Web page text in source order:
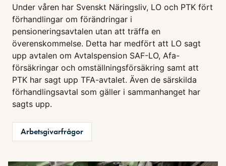
Under våren har Svenskt Näringsliv, LO och PTK fört
förhandlingar om förändringar i
pensioneringsavtalen utan att träffa en
överenskommelse. Detta har medfört att LO sagt
upp avtalen om Avtalspension SAF-LO, Afa-
försäkringar och omställningsförsäkring samt att
PTK har sagt upp TFA-avtalet. Även de särskilda
förhandlingsavtal som gäller i sammanhanget har
sagts upp.
Arbetsgivarfrågor